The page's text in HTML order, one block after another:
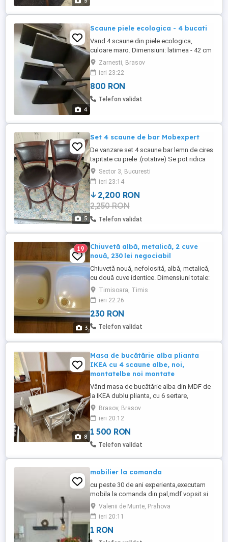
4
Scaune piele ecologica - 4 bucati
Vand 4 scaune din piele ecologica,
culoare maro. Dimensiuni: latimea - 42 cm
lungimea - 48 cm inaltimea - 45 cm (98 cm
spatar) Pret: 200 lei buc.
Zarnesti, Brasov
ieri 23:22
800 RON
Telefon validat
5
Set 4 scaune de bar Mobexpert
De vanzare set 4 scaune bar lemn de cires
tapitate cu piele .(rotative) Se pot ridica
din comuna Berceni Ilfov. Nu trimit in tara.
Nu asigur transport.
Sector 3, Bucuresti
ieri 23:14
2,200 RON
2,250 RON
Telefon validat
3
19
Chiuvetă albă, metalică, 2 cuve
nouă, 230 lei negociabil
Chiuvetă nouă, nefolosită, albă, metalică,
cu două cuve identice. Dimensiuni totale:
86 45 cm Adâncime cuve: 14 cm 1 cuvă
are 37 cm lungime și 37 cm lățime Fiecare
cuvă are orificiu pentru scurgere. Fără
orificiu pentru baterie (bateria se
montează separat). Preț: 230 lei
Timisoara, Timis
ieri 22:26
230 RON
Telefon validat
8
Masa de bucătărie alba plianta
IKEA cu 4 scaune albe, noi,
montatelbe noi montate
Vând masa de bucătărie alba din MDF de
la IKEA dublu plianta, cu 6 sertare,
montată, cumpărată recent și 4 scaune
albe cu spătar și perne dela JYSK
montate, noi. Preț negociabil.
Brasov, Brasov
ieri 20:12
1 500 RON
Telefon validat
mobilier la comanda
cu peste 30 de ani experienta,executam
mobila la comanda din pal,mdf vopsit si
lemn masiv dupa proiectul
dumneavoastra sau al nostru asiguram
transport si montaj la client
Valenii de Munte, Prahova
ieri 20:11
1 RON